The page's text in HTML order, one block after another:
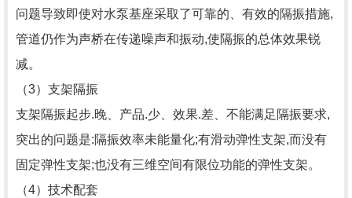
问题导致即使对水泵基座采取了可靠的、有效的隔振措施,
管道仍作为声桥在传递噪声和振动,使隔振的总体效果锐
减。
（3）支架隔振
支架隔振起步.晚、产品.少、效果.差、不能满足隔振要求,
突出的问题是:隔振效率未能量化;有滑动弹性支架,而没有
固定弹性支架;也没有三维空间有限位功能的弹性支架。
（4）技术配套